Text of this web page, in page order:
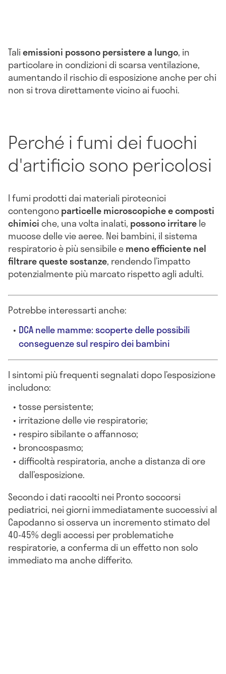
Taliemissioni possono persistere a lungo, in
particolare in condizioni di scarsa ventilazione,
aumentando il rischio di esposizione anche per chi
non si trova direttamente vicino ai fuochi.
Perché i fumi dei fuochi
d'artificio sono pericolosi
I fumi prodotti dai materiali pirotecnici
contengonoparticelle microscopiche e composti
chimiciche, una volta inalati, possono irritarele
mucose delle vie aeree. Nei bambini, il sistema
respiratorio è più sensibile emeno efficiente nel
filtrare queste sostanze, rendendo l’impatto
potenzialmente più marcato rispetto agli adulti.
Potrebbe interessarti anche:
DCA nelle mamme: scoperte delle possibili
conseguenze sul respiro dei bambini
I sintomi più frequenti segnalati dopo l’esposizione
includono:
tosse persistente;
irritazione delle vie respiratorie;
respiro sibilante o affannoso;
broncospasmo;
difficoltà respiratoria, anche a distanza di ore
dall’esposizione.
Secondo i dati raccolti nei Pronto soccorsi
pediatrici, nei giorni immediatamente successivi al
Capodanno si osserva un incremento stimato del
40-45% degli accessi per problematiche
respiratorie, a conferma di un effetto non solo
immediato ma anche differito.